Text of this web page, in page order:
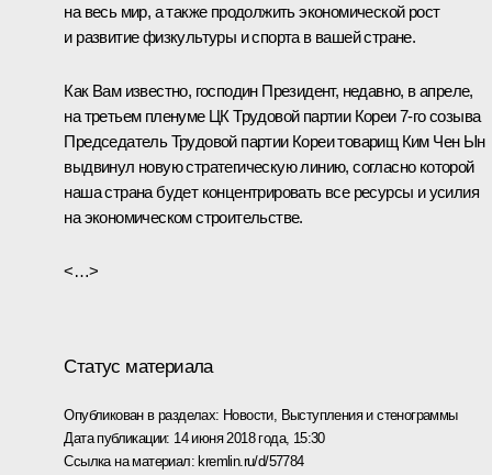
на весь мир, а также продолжить экономической рост
и развитие физкультуры и спорта в вашей стране.
Как Вам известно, господин Президент, недавно, в апреле,
на третьем пленуме ЦК Трудовой партии Кореи 7-го созыва
Председатель Трудовой партии Кореи товарищ Ким Чен Ын
выдвинул новую стратегическую линию, согласно которой
наша страна будет концентрировать все ресурсы и усилия
на экономическом строительстве.
<…>
Статус материала
Опубликован в разделах: Новости, Выступления и стенограммы
Дата публикации: 14 июня 2018 года, 15:30
Ссылка на материал: kremlin.ru/d/57784